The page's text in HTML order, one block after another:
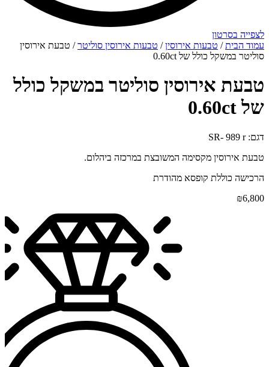
לצפייה בסרטון
עמוד הבית/ טבעות אירוסין/ טבעות אירוסין סוליטר/ טבעת אירוסין
סוליטר במשקל כולל של 0.60ct
טבעת אירוסין סוליטר במשקל כולל
של 0.60ct
דגם: SR- 989 r
טבעת אירוסין מקסימה המשובצת במרכזה ביהלום.
הרכישה כוללת קופסא מהודרת
₪6,800